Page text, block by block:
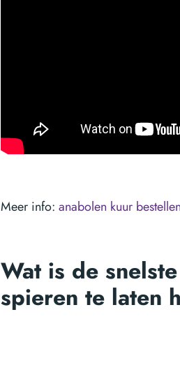
Meer info:anabolen kuur bestellen
Wat is de
spieren te laten